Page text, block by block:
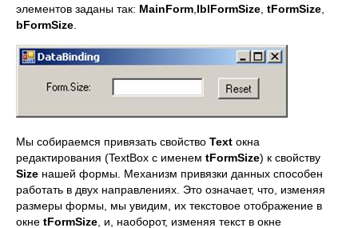
элементов заданы так: MainForm lblFormSize tFormSize
bFormSize
Мы собираемся привязать свойство Text окна
редактирования (TextBox с именем tFormSize) к свойству
Size нашей формы. Механизм привязки данных способен
работать в двух направлениях. Это означает, что, изменяя
размеры формы, мы увидим, их текстовое отображение в
окне tFormSize , и, наоборот, изменяя текст в окне